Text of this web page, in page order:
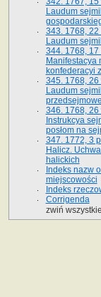
Laudum
343. 1768,
Laudum
344. 1768,
Manifestacya
konfederacyi
345. 1768,
Laudum
346. 1768,
Instrukcya
posłom na
347. 1772, 3
Halicz.
halickich
Indeks nazw
miejscowości
Indeks
Corrigenda
zwiń wszystkie